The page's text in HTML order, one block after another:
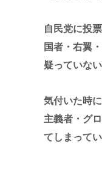
自民党に投
国者・右翼
疑っていない
気付いた時
主義者・グ
てしまって